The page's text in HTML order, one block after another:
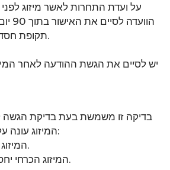
על ועדת התחרות לאשר מיזוג
תקופת חסד של חמישה עשר יום.
יש לסיים את הגשת ההודעה לאחר
בדיקה זו משמשת בעת בדיקת הגשה
המיזוג עונה על כל התנאים הבאים:
• המיזוג מועיל לקידום עסק.
• המיזוג הכרחי יחסית לעסק הרלוונטי.